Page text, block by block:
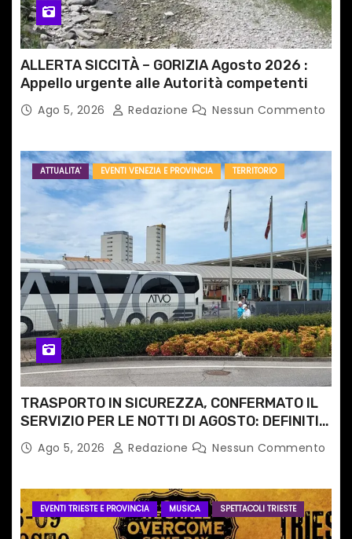
ALLERTA SICCITÀ – GORIZIA Agosto 2026 :
Appello urgente alle Autorità competenti
Ago 5, 2026 Redazione Nessun Commento
ATTUALITA' EVENTI VENEZIA E PROVINCIA TERRITORIO
TRASPORTO IN SICUREZZA, CONFERMATO IL
SERVIZIO PER LE NOTTI DI AGOSTO: DEFINITI
PERCORSI, FERMATE E ORARIO
Ago 5, 2026 Redazione Nessun Commento
EVENTI TRIESTE E PROVINCIA MUSICA SPETTACOLI TRIESTE